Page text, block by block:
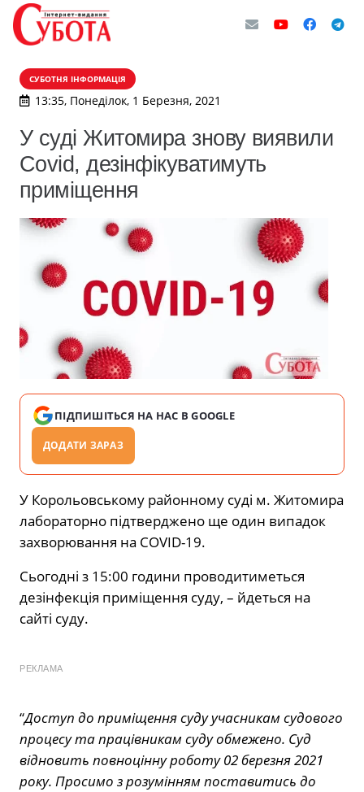
СУБОТНЯ ІНФОРМАЦІЯ
13:35, Понеділок, 1 Березня, 2021
У суді Житомира знову виявили
Covid, дезінфікуватимуть
приміщення
ПІДПИШІТЬСЯ НА НАС В GOOGLE
ДОДАТИ ЗАРАЗ
У Корольовському районному суді м. Житомира
лабораторно підтверджено ще один випадок
захворювання на COVID-19.
Сьогодні з 15:00 години проводитиметься
дезінфекція приміщення суду, – йдеться на
сайті суду.
РЕКЛАМА
“Доступ до приміщення суду учасникам судового
процесу та працівникам суду обмежено. Суд
відновить повноцінну роботу 02 березня 2021
року. Просимо з розумінням поставитись до